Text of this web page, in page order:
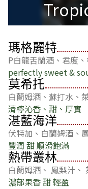
瑪格麗特
P白龍舌蘭酒、君度
perfectly sweet &
莫希托
白蘭姆酒、蘇打水、
清檸沁香、甜、厚實
湛藍海洋
伏特加、白蘭姆酒、
豐潤 甜 順滑飽滿
熱帶叢林
白蘭姆酒、 鳳梨汁、
濃郁果香 甜 輕盈